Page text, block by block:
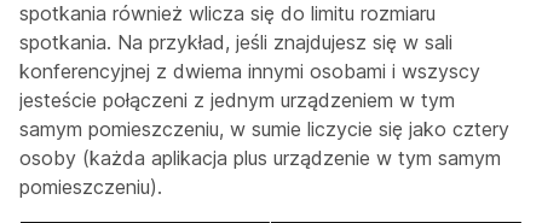
spotkania również wlicza się do limitu rozmiaru
spotkania. Na przykład, jeśli znajdujesz się w sali
konferencyjnej z dwiema innymi osobami i wszyscy
jesteście połączeni z jednym urządzeniem w tym
samym pomieszczeniu, w sumie liczycie się jako cztery
osoby (każda aplikacja plus urządzenie w tym samym
pomieszczeniu).